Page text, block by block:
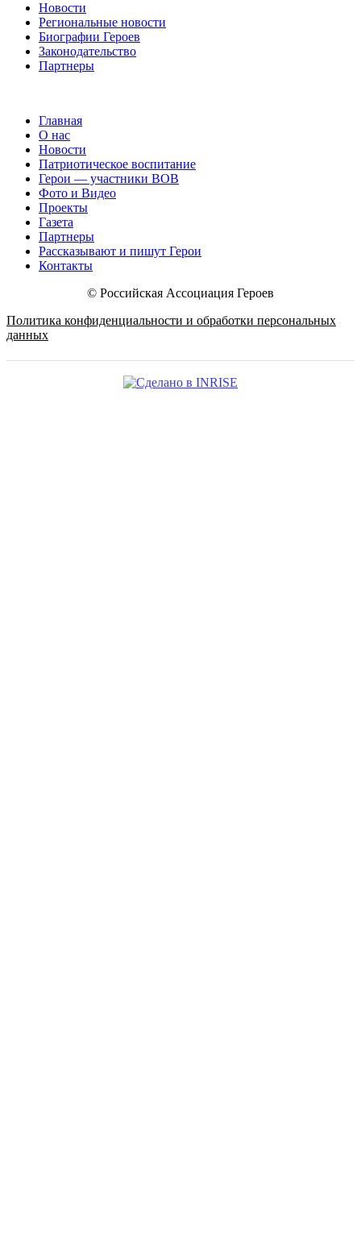
Новости
Региональные новости
Биографии Героев
Законодательство
Партнеры
Главная
О нас
Новости
Патриотическое воспитание
Герои — участники ВОВ
Фото и Видео
Проекты
Газета
Партнеры
Рассказывают и пишут Герои
Контакты
© Российская Ассоциация Героев
Политика конфиденциальности и обработки персональных
данных